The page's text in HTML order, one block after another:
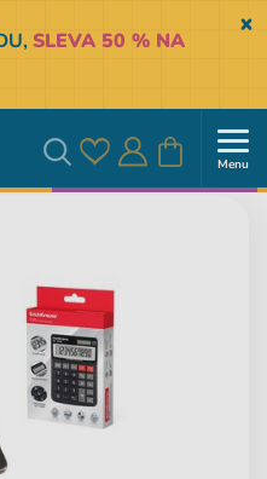
SLEVA 50 % NA
Vyhledávání
OblíbenéPřihlásit
Košík Menu